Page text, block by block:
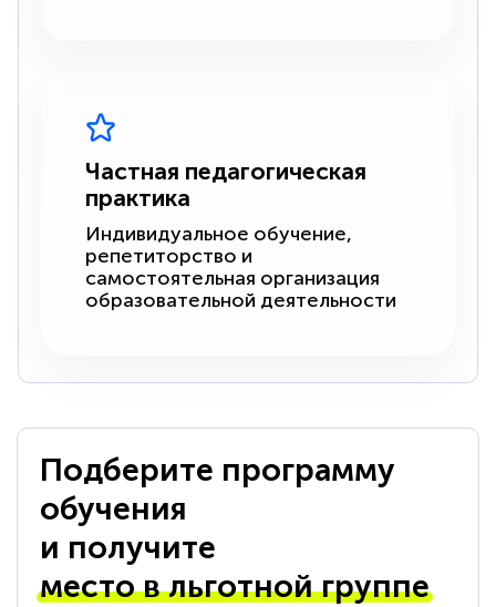
Частная педагогическая
практика
Индивидуальное обучение,
репетиторство и
самостоятельная организация
образовательной деятельности
Подберите программу
обучения
и получите
место в льготной группе